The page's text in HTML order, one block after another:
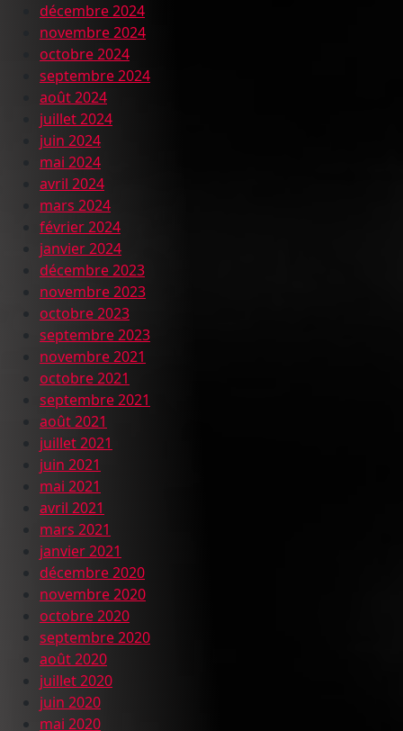
décembre 2024
novembre 2024
octobre 2024
septembre 2024
août 2024
juillet 2024
juin 2024
mai 2024
avril 2024
mars 2024
février 2024
janvier 2024
décembre 2023
novembre 2023
octobre 2023
septembre 2023
novembre 2021
octobre 2021
septembre 2021
août 2021
juillet 2021
juin 2021
mai 2021
avril 2021
mars 2021
janvier 2021
décembre 2020
novembre 2020
octobre 2020
septembre 2020
août 2020
juillet 2020
juin 2020
mai 2020